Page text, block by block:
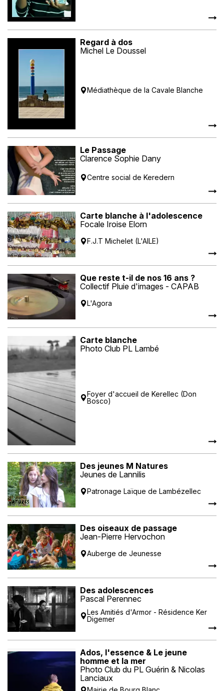
Regard à dos
Michel Le Doussel
Médiathèque de la Cavale Blanche
Le Passage
Clarence Sophie Dany
Centre social de Keredern
Carte blanche à l'adolescence
Focale Iroise Elorn
F.J.T Michelet (L'AILE)
Que reste t-il de nos 16 ans ?
Collectif Pluie d'images - CAPAB
L'Agora
Carte blanche
Photo Club PL Lambé
Foyer d'accueil de Kerellec (Don
Bosco)
Des jeunes M Natures
Jeunes de Lannilis
Patronage Laïque de Lambézellec
Des oiseaux de passage
Jean-Pierre Hervochon
Auberge de Jeunesse
Des adolescences
Pascal Perennec
Les Amitiés d'Armor - Résidence Ker
Digemer
Ados, l'essence & Le jeune
homme et la mer
Photo Club du PL Guérin & Nicolas
Lanciaux